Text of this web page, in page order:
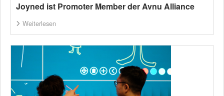
Joyned ist Promoter Member der Avnu Alliance
Weiterlesen